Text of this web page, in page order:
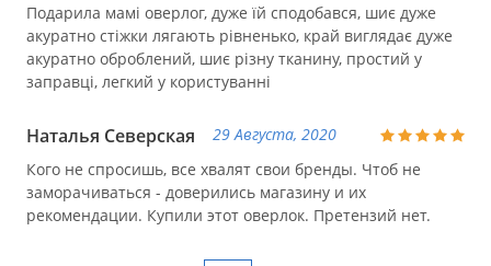
Подарила мамі оверлог, дуже їй сподобався, шиє дуже
акуратно стіжки лягають рівненько, край виглядає дуже
акуратно оброблений, шиє різну тканину, простий у
заправці, легкий у користуванні
Наталья Северская
29 Августа, 2020
Кого не спросишь, все хвалят свои бренды. Чтоб не
заморачиваться - доверились магазину и их
рекомендации. Купили этот оверлок. Претензий нет.